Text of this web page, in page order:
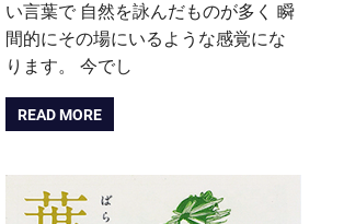
い言葉で 自然を詠んだものが多く 瞬
間的にその場にいるような感覚にな
ります。 今でし
READ MORE